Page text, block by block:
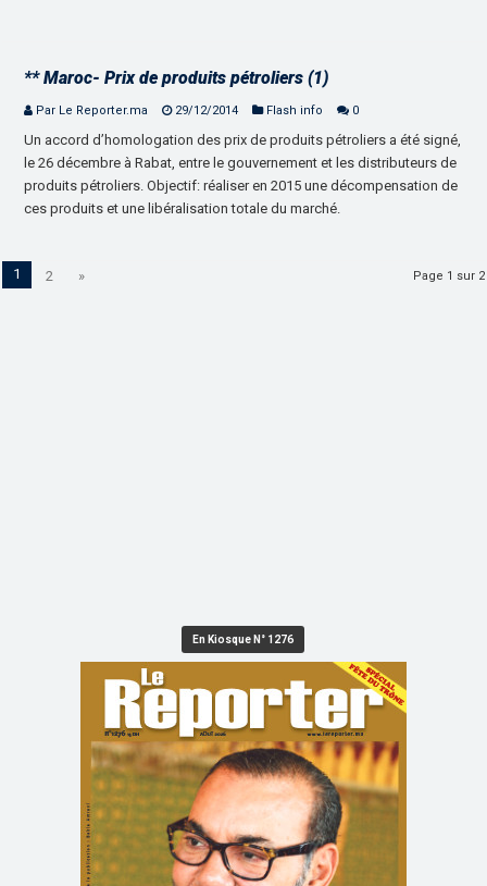
** Maroc- Prix de produits pétroliers (1)
Par Le Reporter.ma 29/12/2014 Flash info 0
Un accord d’homologation des prix de produits pétroliers a été signé,
le 26 décembre à Rabat, entre le gouvernement et les distributeurs de
produits pétroliers. Objectif: réaliser en 2015 une décompensation de
ces produits et une libéralisation totale du marché.
Page 1 sur 2
1 2 »
En Kiosque N° 1276